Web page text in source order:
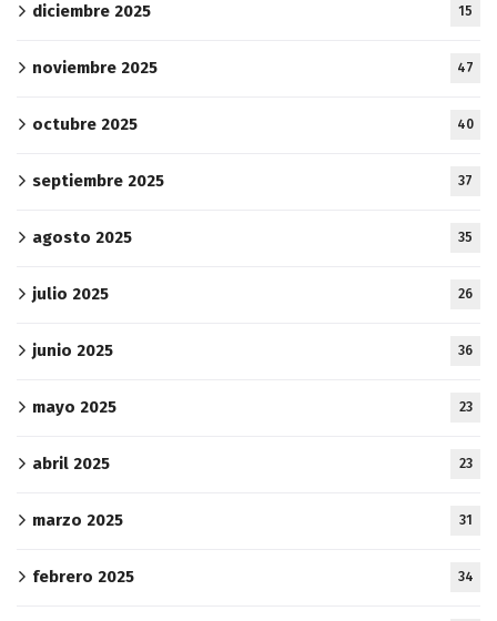
diciembre 2025 15
noviembre 2025 47
octubre 2025 40
septiembre 2025 37
agosto 2025 35
julio 2025 26
junio 2025 36
mayo 2025 23
abril 2025 23
marzo 2025 31
febrero 2025 34